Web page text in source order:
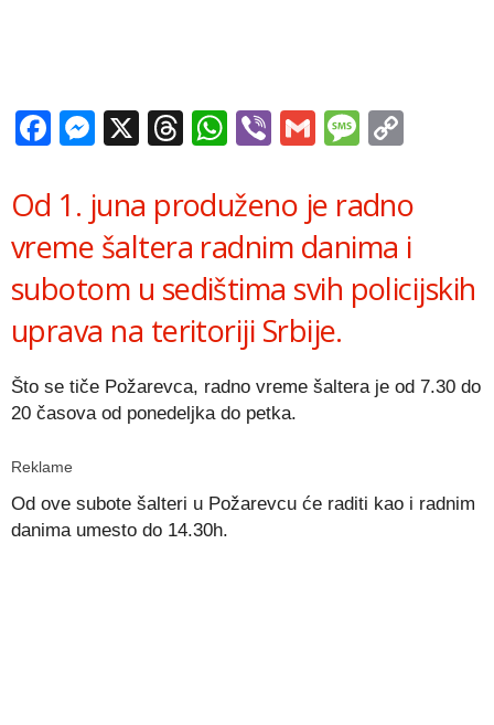
Facebook
Messenger
X Threads
WhatsApp
ViberGmail
Od 1. juna produženo je radno
vreme šaltera radnim danima i
subotom u sedištima svih policijskih
uprava na teritoriji Srbije.
Što se tiče Požarevca, radno vreme šaltera je od 7.30 do
20 časova od ponedeljka do petka.
Reklame
Od ove subote šalteri u Požarevcu će raditi kao i radnim
danima umesto do 14.30h.